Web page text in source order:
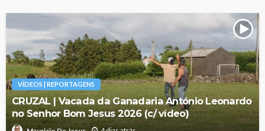
VÍDEOS | REPORTAGENS
CRUZAL | Vacada da Ganadaria António Leonardo
no Senhor Bom Jesus 2026 (c/ vídeo)